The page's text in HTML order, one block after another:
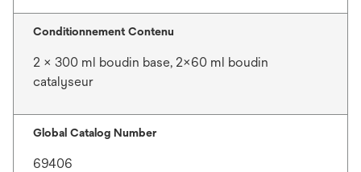
Conditionnement Contenu
2 × 300 ml boudin base, 2×60 ml boudin
catalyseur
Global Catalog Number
69406